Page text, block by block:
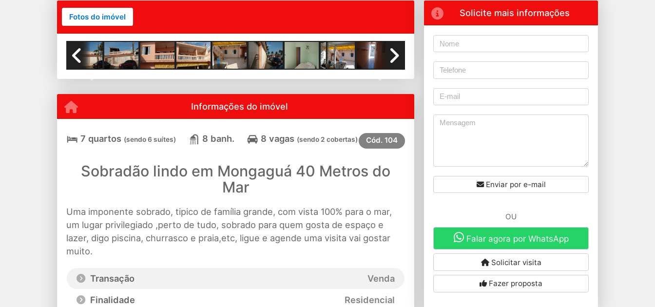
Fotos do imóvel
Previous Next
Informações do imóvel
7 quartos (sendo 6 suítes) 8 banh. 8 vagas (sendo 2 cobertas) Cód. 104
Sobradão lindo em Mongaguá 40 Metros do
Mar
Uma imponente sobrado, tipico de família grande, com vista 100% para o mar,
um lugar privilegiado ,perto de tudo, sobrado para quem gosta de espaço e
lazer, digo piscina, churrasco e praia,etc, ligue e agende uma visita vai gostar
muito.
Transação
Venda
Finalidade
Residencial
Solicite mais informações
Enviar por e-mail
OU
Falar agora por WhatsApp
Solicitar visita
Fazer proposta